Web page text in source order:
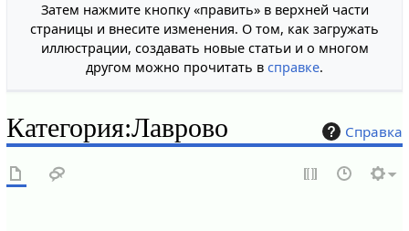
Затем нажмите кнопку «править» в верхней части
страницы и внесите изменения. О том, как загружать
иллюстрации, создавать новые статьи и о многом
другом можно прочитать в справке.
Справка
Категория:Лаврово